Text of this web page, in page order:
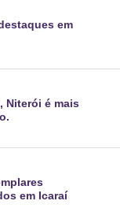
em
Niterói é mais
em Icaraí